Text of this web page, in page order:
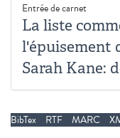
Entrée de carnet
La liste
l'épuisement
Sarah Kane:
BibTex RTF MARC